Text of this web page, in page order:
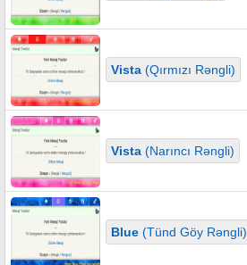
Vista(Qırmızı Rəngli)
Vista(Narıncı Rəngli)
Blue(Tünd Göy Rəngli)